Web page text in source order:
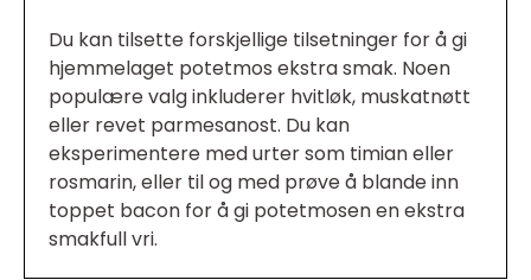
Du kan tilsette forskjellige tilsetninger for å gi
hjemmelaget potetmos ekstra smak. Noen
populære valg inkluderer hvitløk, muskatnøtt
eller revet parmesanost. Du kan
eksperimentere med urter som timian eller
rosmarin, eller til og med prøve å blande inn
toppet bacon for å gi potetmosen en ekstra
smakfull vri.